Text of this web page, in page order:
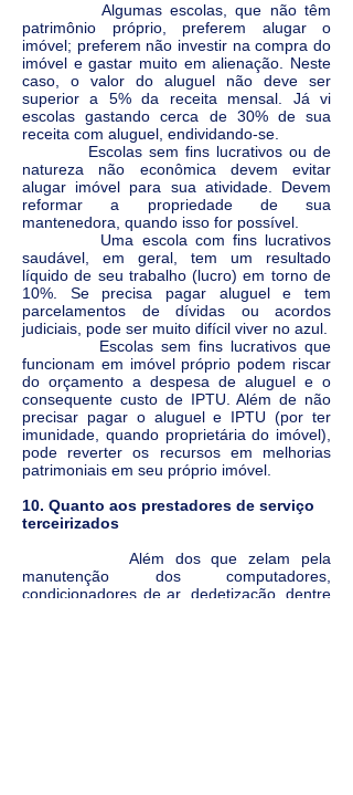
Algumas escolas, que não têm
patrimônio próprio, preferem alugar o
imóvel; preferem não investir na compra do
imóvel e gastar muito em alienação. Neste
caso, o valor do aluguel não deve ser
superior a 5% da receita mensal. Já vi
escolas gastando cerca de 30% de sua
receita com aluguel, endividando-se.
Escolas sem fins lucrativos ou de
natureza não econômica devem evitar
alugar imóvel para sua atividade. Devem
reformar a propriedade de sua
mantenedora, quando isso for possível.
Uma escola com fins lucrativos
saudável, em geral, tem um resultado
líquido de seu trabalho (lucro) em torno de
10%. Se precisa pagar aluguel e tem
parcelamentos de dívidas ou acordos
judiciais, pode ser muito difícil viver no azul.
Escolas sem fins lucrativos que
funcionam em imóvel próprio podem riscar
do orçamento a despesa de aluguel e o
consequente custo de IPTU. Além de não
precisar pagar o aluguel e IPTU (por ter
imunidade, quando proprietária do imóvel),
pode reverter os recursos em melhorias
patrimoniais em seu próprio imóvel.
10. Quanto aos prestadores de serviço
terceirizados
Além dos que zelam pela
manutenção dos computadores,
condicionadores de ar, dedetização, dentre